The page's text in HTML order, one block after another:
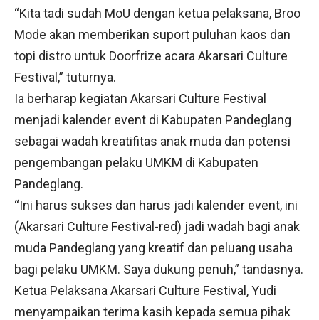
“Kita tadi sudah MoU dengan ketua pelaksana, Broo
Mode akan memberikan suport puluhan kaos dan
topi distro untuk Doorfrize acara Akarsari Culture
Festival,” tuturnya.
Ia berharap kegiatan Akarsari Culture Festival
menjadi kalender event di Kabupaten Pandeglang
sebagai wadah kreatifitas anak muda dan potensi
pengembangan pelaku UMKM di Kabupaten
Pandeglang.
“Ini harus sukses dan harus jadi kalender event, ini
(Akarsari Culture Festival-red) jadi wadah bagi anak
muda Pandeglang yang kreatif dan peluang usaha
bagi pelaku UMKM. Saya dukung penuh,” tandasnya.
Ketua Pelaksana Akarsari Culture Festival, Yudi
menyampaikan terima kasih kepada semua pihak